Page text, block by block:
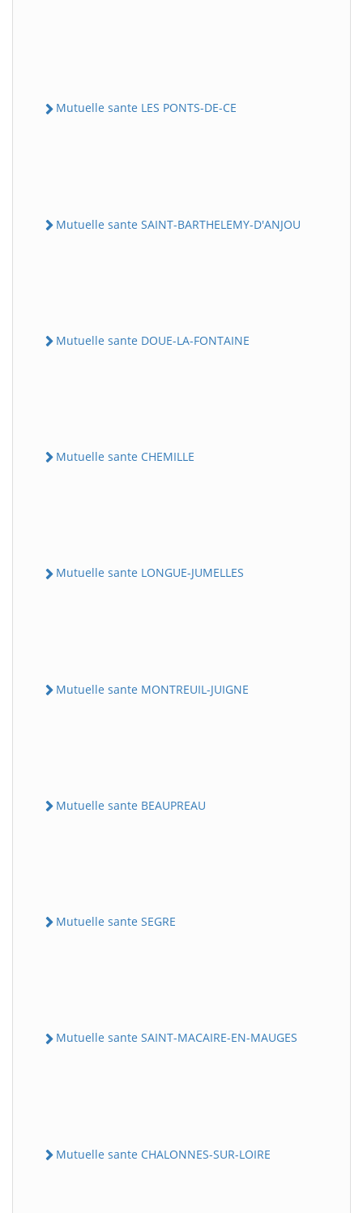
Mutuelle sante LES PONTS-DE-CE
Mutuelle sante SAINT-BARTHELEMY-D'ANJOU
Mutuelle sante DOUE-LA-FONTAINE
Mutuelle sante CHEMILLE
Mutuelle sante LONGUE-JUMELLES
Mutuelle sante MONTREUIL-JUIGNE
Mutuelle sante BEAUPREAU
Mutuelle sante SEGRE
Mutuelle sante SAINT-MACAIRE-EN-MAUGES
Mutuelle sante CHALONNES-SUR-LOIRE